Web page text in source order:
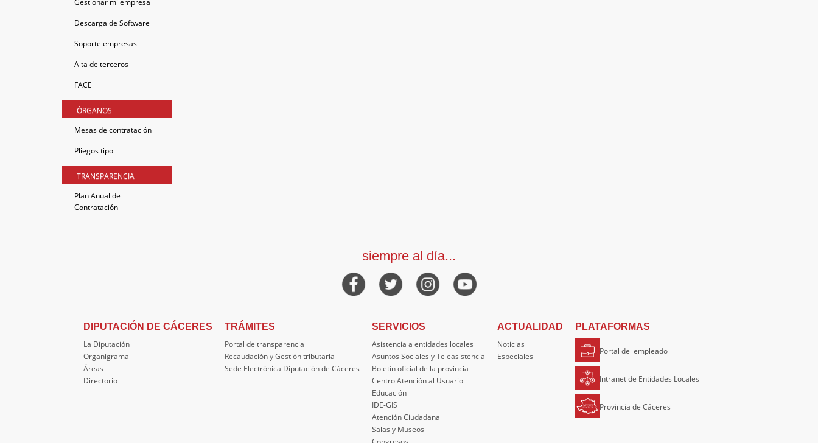
Gestionar mi empresa
Descarga de Software
Soporte empresas
Alta de terceros
FACE
ÓRGANOS
Mesas de contratación
Pliegos tipo
TRANSPARENCIA
Plan Anual de
Contratación
siempre al día...
DIPUTACIÓN DE CÁCERES
La Diputación
Organigrama
Áreas
Directorio
TRÁMITES
Portal de transparencia
Recaudación y Gestión tributaria
Sede Electrónica Diputación de Cáceres
SERVICIOS
Asistencia a entidades locales
Asuntos Sociales y Teleasistencia
Boletín oficial de la provincia
Centro Atención al Usuario
Educación
IDE-GIS
Atención Ciudadana
Salas y Museos
ACTUALIDAD
Noticias
Especiales
PLATAFORMAS
Portal del empleado
Intranet de Entidades Locales
Provincia de Cáceres